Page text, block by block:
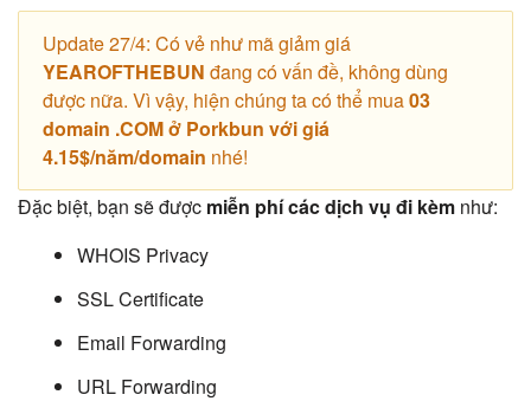
Update 27/4: Có vẻ như mã giảm giá
YEAROFTHEBUN đang có vấn đề, không dùng
được nữa. Vì vậy, hiện chúng ta có thể mua03
domain .COM ở Porkbun với giá
4.15$/năm/domain nhé!
Đặc biệt, bạn sẽ được miễn phí các dịch vụ đi kèmnhư:
WHOIS Privacy
SSL Certificate
Email Forwarding
URL Forwarding